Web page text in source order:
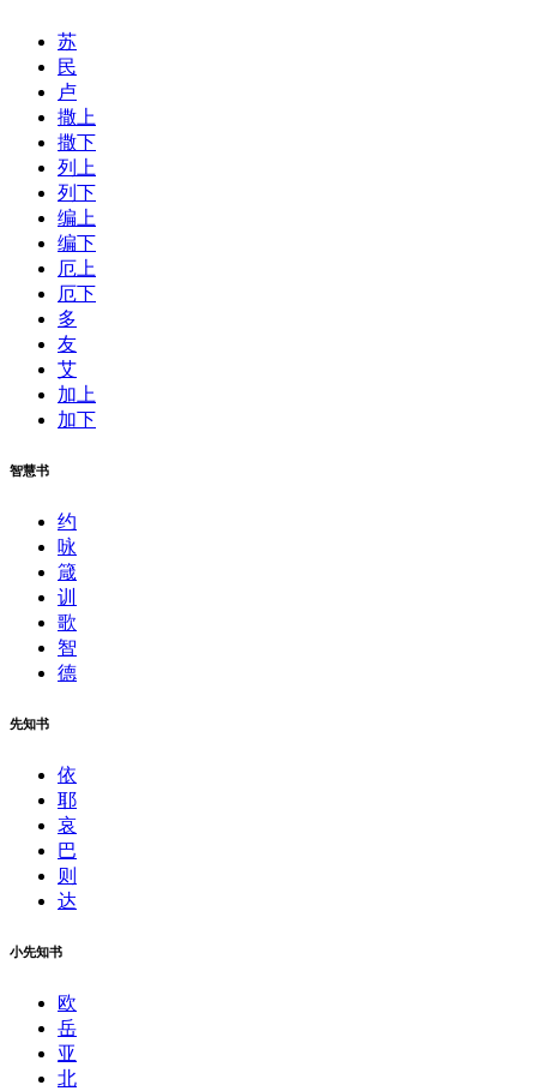
苏
民
卢
撒上
撒下
列上
列下
编上
编下
厄上
厄下
多
友
艾
加上
加下
智慧书
约
咏
箴
训
歌
智
德
先知书
依
耶
哀
巴
则
达
小先知书
欧
岳
亚
北